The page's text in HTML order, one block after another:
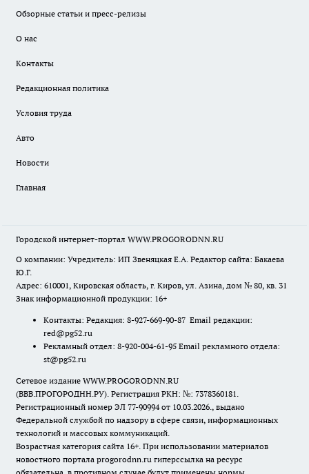
Обзорные статьи и пресс-релизы
О нас
Контакты
Редакционная политика
Условия труда
Авто
Новости
Главная
Городской интернет-портал WWW.PROGORODNN.RU
О компании: Учредитель: ИП Звеняцкая Е.А. Редактор сайта: Бакаева
Ю.Г.
Адрес: 610001, Кировская область, г. Киров, ул. Азина, дом № 80, кв. 31
Знак информационной продукции: 16+
Контакты: Редакция: 8-927-669-90-87 Email редакции:
red@pg52.ru
Рекламный отдел: 8-920-004-61-95 Email рекламного отдела:
st@pg52.ru
Сетевое издание WWW.PROGORODNN.RU
(ВВВ.ПРОГОРОДНН.РУ). Регистрация РКН: №: 7378360181.
Регистрационный номер ЭЛ 77-90994 от 10.03.2026., выдано
Федеральной службой по надзору в сфере связи, информационных
технологий и массовых коммуникаций.
Возрастная категория сайта 16+. При использовании материалов
новостного портала progorodnn.ru гиперссылка на ресурс